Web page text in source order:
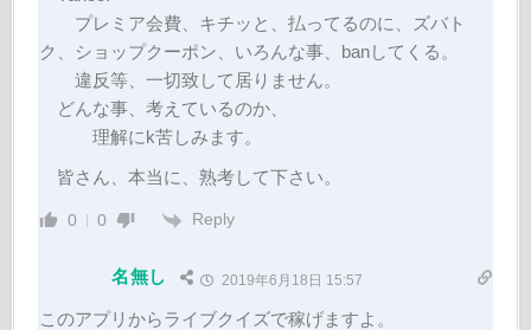
プレミア会費、キチッと、払ってるのに、ズバト
ク、ショップクーポン、いろんな事、banしてくる。
違反等、一切致して居りません。
どんな事、考えているのか、
理解にk苦しみます。
皆さん、本当に、熟考して下さい。
0 0 Reply
名無し 2019年6月18日 15:57
このアプリからライブクイズで稼げますよ。